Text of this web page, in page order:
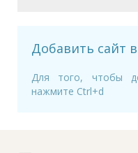
Добавить сайт
Для того, чтобы
нажмите Ctrl+d